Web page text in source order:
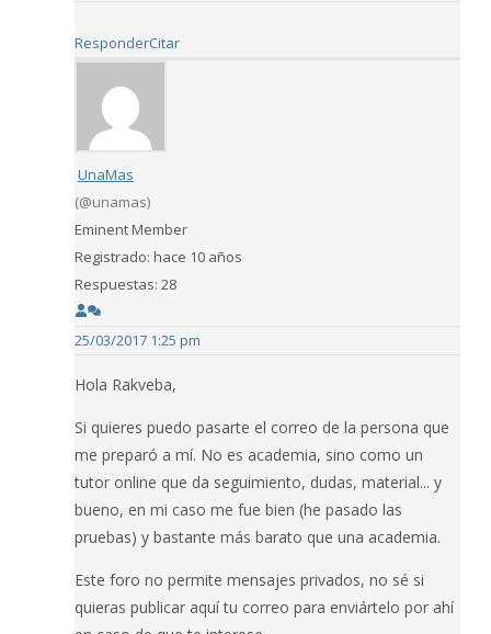
ResponderCitar
UnaMas
(@unamas)
Eminent Member
Registrado: hace 10 años
Respuestas: 28
25/03/2017 1:25 pm
Hola Rakveba,
Si quieres puedo pasarte el correo de la persona que
me preparó a mí. No es academia, sino como un
tutor online que da seguimiento, dudas, material... y
bueno, en mi caso me fue bien (he pasado las
pruebas) y bastante más barato que una academia.
Este foro no permite mensajes privados, no sé si
quieras publicar aquí tu correo para enviártelo por ahí